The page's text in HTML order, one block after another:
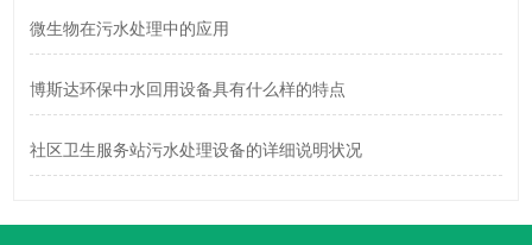
微生物在污水处理中的应用
博斯达环保中水回用设备具有什么样的特点
社区卫生服务站污水处理设备的详细说明状况